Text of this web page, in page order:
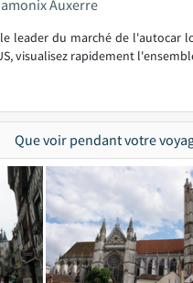
Auxerre
leader du marché de l'autocar
visualisez rapidement
Que voir pendant votre